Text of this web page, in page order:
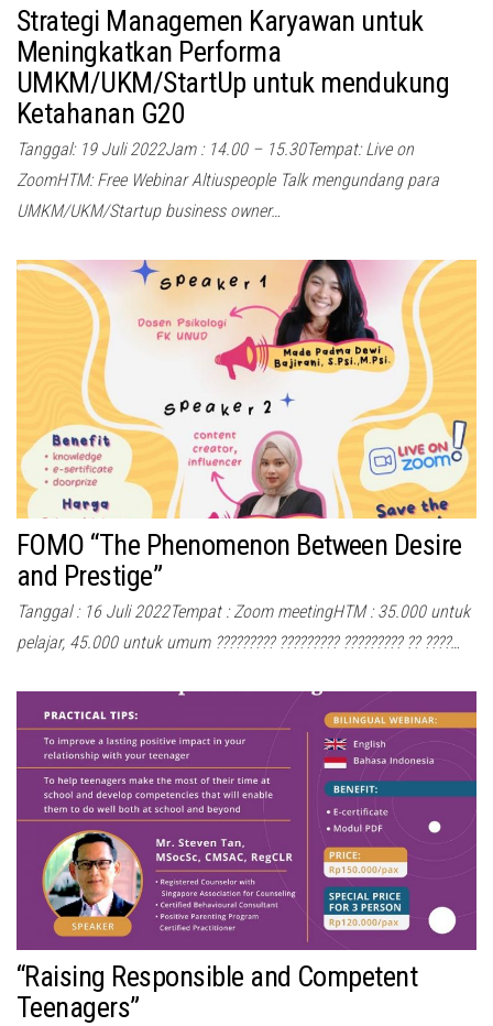
Strategi Managemen Karyawan untuk
Meningkatkan Performa
UMKM/UKM/StartUp untuk mendukung
Ketahanan G20
Tanggal: 19 Juli 2022Jam : 14.00 – 15.30Tempat: Live on
ZoomHTM: Free Webinar Altiuspeople Talk mengundang para
UMKM/UKM/Startup business owner…
FOMO “The Phenomenon Between Desire
and Prestige”
Tanggal : 16 Juli 2022Tempat : Zoom meetingHTM : 35.000 untuk
pelajar, 45.000 untuk umum ????????? ????????? ????????? ?? ????…
“Raising Responsible and Competent
Teenagers”